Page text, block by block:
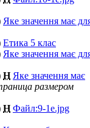
Яке значення має
Етика 5 клас
Яке значення має
Н Яке значення має
размером
Н Файл:9-1e.jpg